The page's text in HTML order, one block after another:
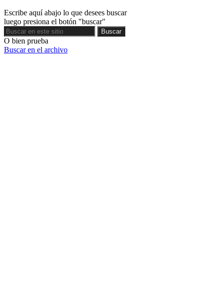
Escribe aquí abajo lo que desees buscar
luego presiona el botón "buscar"
Buscar
Buscar
O bien prueba
Buscar en el archivo